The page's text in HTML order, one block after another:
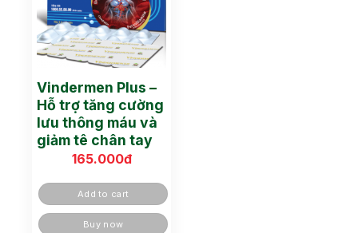
Vindermen Plus –
Hỗ trợ tăng cường
lưu thông máu và
giảm tê chân tay
165.000đ
Add to cart
Buy now